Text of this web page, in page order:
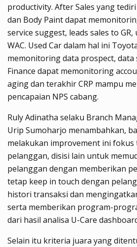
productivity. After Sales yang
dan Body Paint dapat
service suggest, leads sales to
WAC. Used Car dalam hal ini
memonitoring data prospect, data
Finance dapat memonitoring
aging dan terakhir CRP mampu
pencapaian NPS cabang.
Ruly Adinatha selaku Branch
Urip Sumoharjo menambahkan,
melakukan improvement ini
pelanggan, disisi lain untuk
pelanggan dengan memberikan
tetap keep in touch dengan
histori transaksi dan
serta memberikan program-
dari hasil analisa U-Care
Selain itu kriteria juara yang